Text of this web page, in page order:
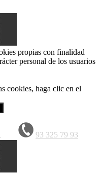
propias con finalidad
personal de los usuarios
cookies, haga clic en el
93 325 79 93